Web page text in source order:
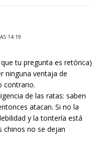
14:19
tu pregunta es retórica)
ninguna ventaja de
contrario.
de las ratas: saben
atacan. Si no la
y la tontería está
chinos no se dejan